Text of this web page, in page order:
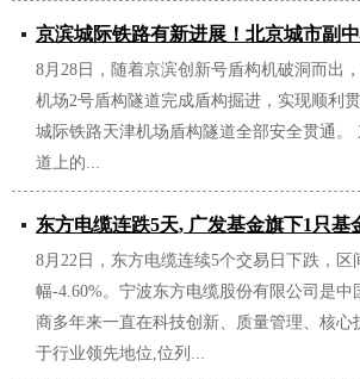
京滨城际铁路有新进展！北京城市副
场
8月28日，随着京滨创新号盾构机破洞而出
机场2号盾构隧道完成盾构掘进，实现顺利
城际铁路天津机场盾构隧道全部安全贯通。
道上的...
东方电缆连跌5天, 广发基金旗下1只基
8月22日，东方电缆连续5个交易日下跌，区
幅-4.60%。宁波东方电缆股份有限公司是中
商多年来一直在科技创新、质量管理、核心
于行业领先地位,位列...